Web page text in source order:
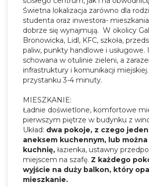
Świetna lokalizacja zarówno dla
studenta oraz inwestora-
dobrze się wynajmują. W okolicy
Bronowicka, Lidl, KFC, szkoła,
paliw, punkty handlowe i usługowe.
schowana w otulinie zieleni, a
infrastruktury i komunikacji
przystanku 3-4 minuty.
MIESZKANIE:
Ładnie doświetlone, komfortowe
pierwszym piętrze w budynku z
Układ: dwa pokoje, z czego
aneksem kuchennym, lub
kuchnię, łazienka, ustawny
miejscem na szafę. Z każdego
wyjście na duży balkon, który
mieszkanie.